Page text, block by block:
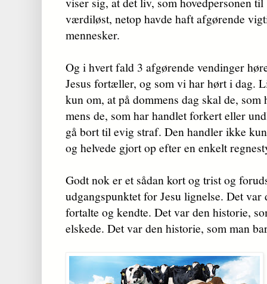
værdiløst, netop havde haft afgørende
mennesker.
Og i hvert fald 3 afgørende vendinger
Jesus fortæller, og som vi har hørt i dag.
kun om, at på dommens dag skal de,
mens de, som har handlet forkert eller
gå bort til evig straf. Den handler ikke
og helvede gjort op efter en enkelt
Godt nok er et sådan kort og trist og
udgangspunktet for Jesu lignelse. Det
fortalte og kendte. Det var den historie,
elskede. Det var den historie, som man